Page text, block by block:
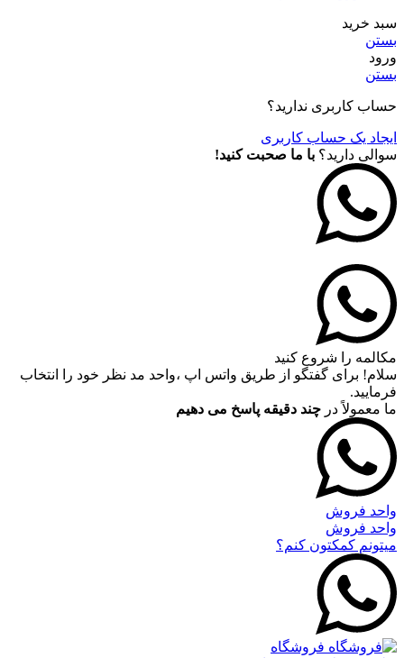
سبد خرید
بستن
ورود
بستن
حساب کاربری ندارید؟
ایجاد یک حساب کاربری
سوالی دارید؟ با ما صحبت کنید!
مکالمه را شروع کنید
سلام! برای گفتگو از طریق واتس اپ ،واحد مد نظر خود را انتخاب
فرمایید.
ما معمولاً در چند دقیقه پاسخ می دهیم
واحد فروش
واحد فروش
میتونم کمکتون کنم؟
فروشگاه